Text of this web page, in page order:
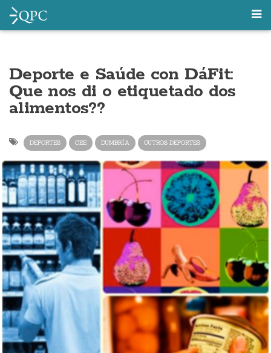
Deporte e Saúde con DáFit:
Que nos di o etiquetado dos
alimentos??
DEPORTES CEE DUMBRÍA OUTROS DEPORTES